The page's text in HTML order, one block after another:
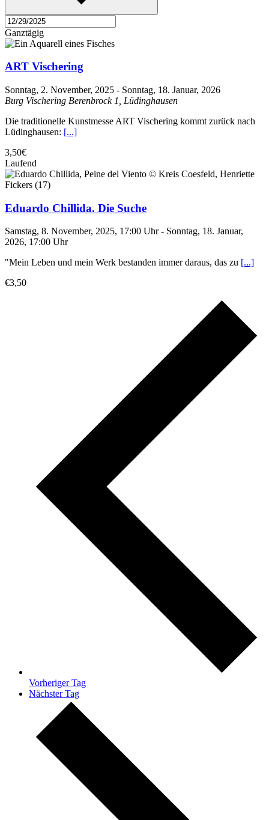
Ganztägig
ART Vischering
Sonntag, 2. November, 2025 - Sonntag, 18. Januar, 2026
Burg Vischering Berenbrock 1, Lüdinghausen
Die traditionelle Kunstmesse ART Vischering kommt zurück nach
Lüdinghausen: [...]
3,50€
Laufend
Eduardo Chillida. Die Suche
Samstag, 8. November, 2025, 17:00 Uhr- Sonntag, 18. Januar,
2026, 17:00 Uhr
"Mein Leben und mein Werk bestanden immer daraus, das zu [...]
€3,50
Vorheriger Tag
Nächster Tag